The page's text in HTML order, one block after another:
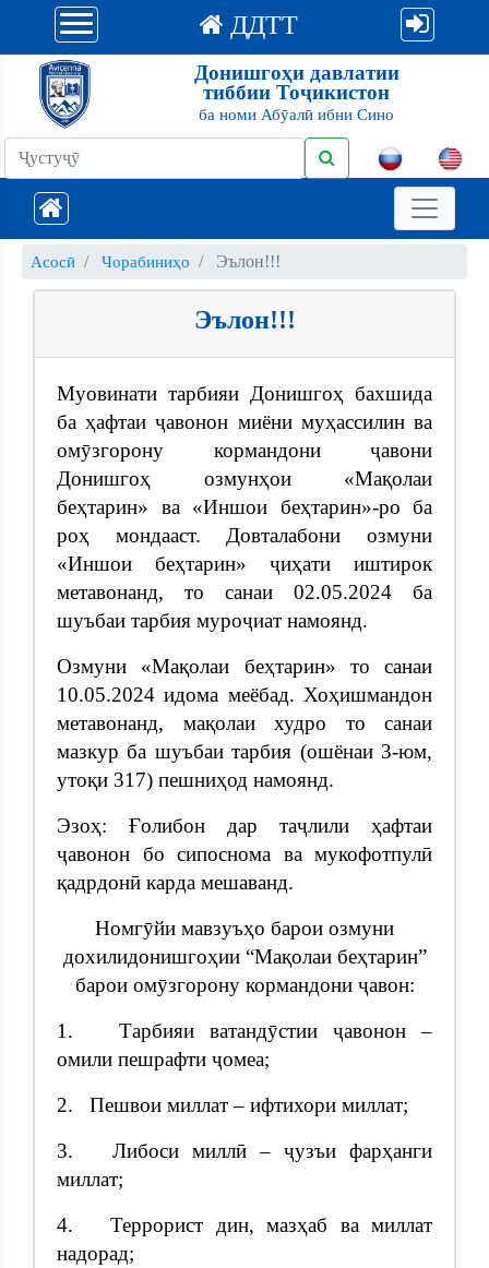
ДДТТ
Донишгоҳи давлатии
тиббии Тоҷикистон
ба номи Абӯалӣ ибни Сино
Асосӣ Чорабиниҳо Эълон!!!
Эълон!!!
Муовинати тарбияи Донишгоҳ бахшида
ба ҳафтаи ҷавонон миёни муҳассилин ва
омӯзгорону кормандони ҷавони
Донишгоҳ озмунҳои «Мақолаи
беҳтарин» ва «Иншои беҳтарин»-ро ба
роҳ мондааст. Довталабони озмуни
«Иншои беҳтарин» ҷиҳати иштирок
метавонанд, то санаи 02.05.2024 ба
шуъбаи тарбия муроҷиат намоянд.
Озмуни «Мақолаи беҳтарин» то санаи
10.05.2024 идома меёбад. Хоҳишмандон
метавонанд, мақолаи худро то санаи
мазкур ба шуъбаи тарбия (ошёнаи 3-юм,
утоқи 317) пешниҳод намоянд.
Эзоҳ: Ғолибон дар таҷлили ҳафтаи
ҷавонон бо сипоснома ва мукофотпулӣ
қадрдонӣ карда мешаванд.
Номгӯйи мавзуъҳо барои озмуни
дохилидонишгоҳии “Мақолаи беҳтарин”
барои омӯзгорону кормандони ҷавон:
1. Тарбияи ватандӯстии ҷавонон –
омили пешрафти ҷомеа;
2. Пешвои миллат – ифтихори миллат;
3. Либоси миллӣ – ҷузъи фарҳанги
миллат;
4. Террорист дин, мазҳаб ва миллат
надорад;